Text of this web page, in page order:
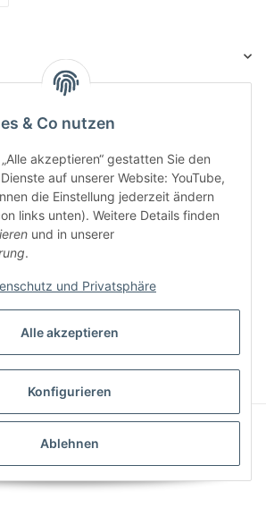
& Co nutzen
akzeptieren“ gestatten Sie den
auf unserer Website: YouTube,
die Einstellung jederzeit ändern
links unten). Weitere Details finden
und in unserer
.
und Privatsphäre
Alle akzeptieren
Konfigurieren
Ablehnen
inkl. gesetzlicher MwSt., zzgl.
WIDERRUFEN
© LESS TALK ATHLETICS
LESS TALK - MORE ACTION